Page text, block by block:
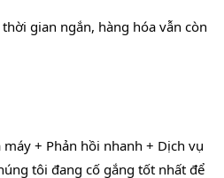
gian ngắn, hàng hóa vẫn còn
+ Phản hồi nhanh + Dịch vụ
tôi đang cố gắng tốt nhất để